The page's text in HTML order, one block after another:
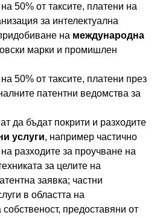
50% от таксите, платени на
за интелектуална
на международна
марки и промишлен
50% от таксите, платени през
патентни ведомства за
да бъдат покрити и разходите
услуги, например частично
разходите за проучване на
за целите на
заявка; частни
в областта на
собственост, предоставяни от